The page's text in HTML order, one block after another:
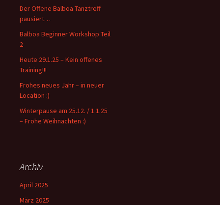
a
c
h
:
Der Offene Balboa Tanztreff
pausiert…
Balboa Beginner Workshop Teil
2
Heute 29.1.25 – Kein offenes
Training!!!
Frohes neues Jahr – in neuer
Location :)
Winterpause am 25.12. / 1.1.25
– Frohe Weihnachten :)
Archiv
April 2025
März 2025